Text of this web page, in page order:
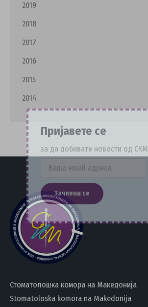
2019
2018
2017
2016
2015
2014
Стоматолошка комора на Македонија
Stomatoloska komora na Makedonija
Пријавете се
за да добивате новости од СКМ